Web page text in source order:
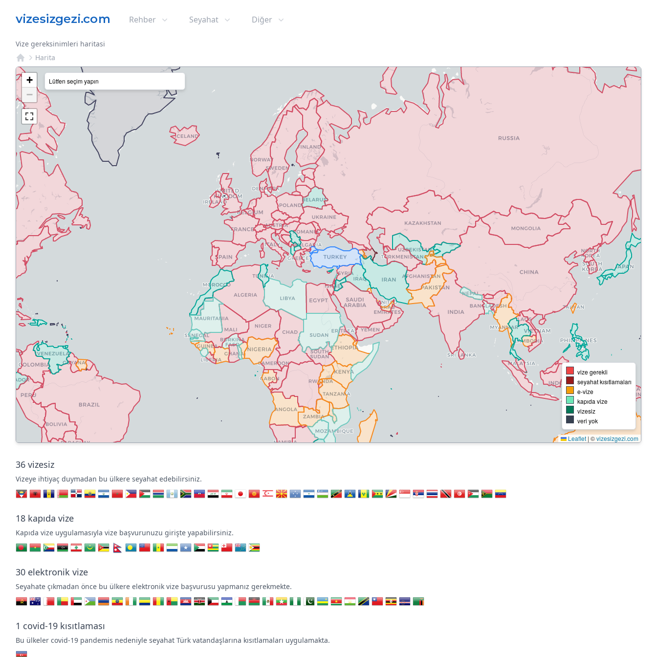
Rehber Seyahat Diğer
Vize gereksinimleri haritasi
Harita
+
−
Lütfen seçim yapın
vize gerekli
seyahat kısıtlamaları
e-vize
kapıda vize
vizesiz
veri yok
Leaflet | ©vizesizgezi.com
36 vizesiz
Vizeye ihtiyaç duymadan bu ülkere seyahat edebilirsiniz.
18 kapıda vize
Kapıda vize uygulamasıyla vize başvurunuzu girişte yapabilirsiniz.
30 elektronik vize
Seyahate çıkmadan önce bu ülkere elektronik vize başvurusu yapmanız gerekmekte.
1 covid-19 kısıtlaması
Bu ülkeler covid-19 pandemis nedeniyle seyahat Türk vatandaşlarına kısıtlamaları uygulamakta.